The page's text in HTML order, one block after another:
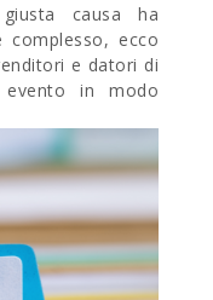
causa ha
complesso, ecco
e datori di
in modo